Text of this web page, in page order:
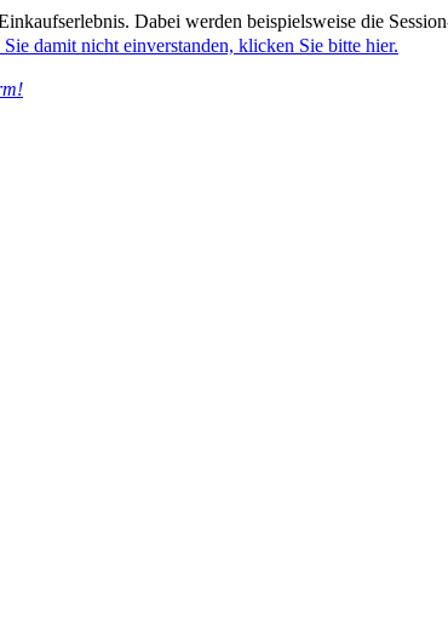
Dabei werden beispielsweise die
Sie damit nicht einverstanden, klicken Sie bitte hier.